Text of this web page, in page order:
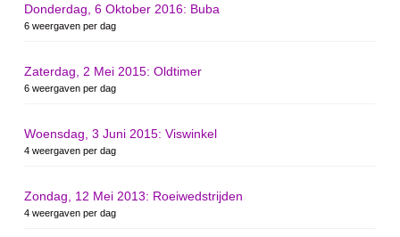
Donderdag, 6 Oktober 2016: Buba
6 weergaven per dag
Zaterdag, 2 Mei 2015: Oldtimer
6 weergaven per dag
Woensdag, 3 Juni 2015: Viswinkel
4 weergaven per dag
Zondag, 12 Mei 2013: Roeiwedstrijden
4 weergaven per dag